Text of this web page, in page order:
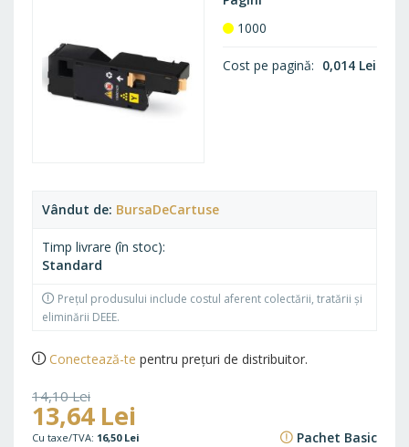
Vândut de BursaDeCartuse
Timp livrare (în stoc)
Standard
Prețul produsului include costul aferent colectării, tratării și
eliminării DEEE.
1000
Cost pe pagină 0,014 Lei
Conectează-te pentru prețuri de distribuitor.
14,10 Lei
17,06 Lei
13,64 Lei
16,50 Lei Pachet Basic